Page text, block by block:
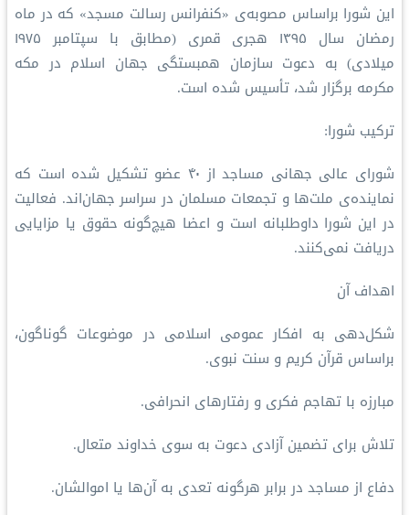
این شورا براساس مصوبه‌ی «کنفرانس رسالت مسجد» که در ماه
رمضان سال ۱۳۹۵ هجری قمری (مطابق با سپتامبر ۱۹۷۵
میلادی) به دعوت سازمان همبستگی جهان اسلام در مکه
مکرمه برگزار شد، تأسیس شده است.
ترکیب شورا:
شورای عالی جهانی مساجد از ۴۰ عضو تشکیل شده است که
نماینده‌ی ملت‌ها و تجمعات مسلمان در سراسر جهان‌اند. فعالیت
در این شورا داوطلبانه است و اعضا هیچ‌گونه حقوق یا مزایایی
دریافت نمی‌کنند.
اهداف آن
شکل‌دهی به افکار عمومی اسلامی در موضوعات گوناگون،
براساس قرآن کریم و سنت نبوی.
مبارزه با تهاجم فکری و رفتارهای انحرافی.
تلاش برای تضمین آزادی دعوت به سوی خداوند متعال.
دفاع از مساجد در برابر هرگونه تعدی به آن‌ها یا اموالشان.